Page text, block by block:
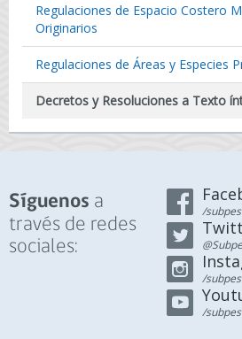
Regulaciones de Espacio Costero
Originarios
Regulaciones de Áreas y Especies
Decretos y Resoluciones a Texto
Síguenos a
través de redes
sociales:
/
/
/